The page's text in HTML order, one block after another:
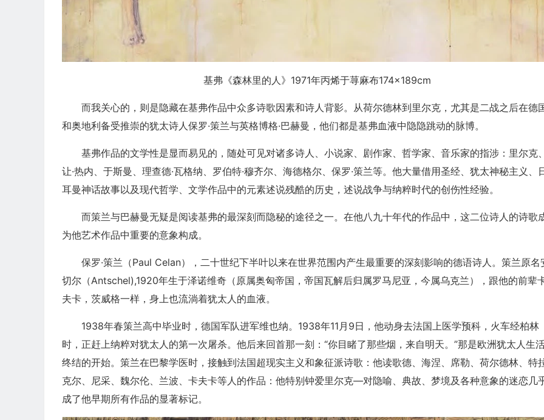
基弗《森林里的人》1971年丙烯于荨麻布174×189cm
而我关心的，则是隐藏在基弗作品中众多诗歌因素和诗人背影。从荷尔德林到里尔克，尤其是二战之后在德
和奥地利备受推崇的犹太诗人保罗·策兰与英格博格·巴赫曼，他们都是基弗血液中隐隐跳动的脉博。
基弗作品的文学性是显而易见的，随处可见对诸多诗人、小说家、剧作家、哲学家、音乐家的指涉：里尔克
让·热内、于斯曼、理查德·瓦格纳、罗伯特·穆齐尔、海德格尔、保罗·策兰等。他大量借用圣经、犹太神秘主义、
耳曼神话故事以及现代哲学、文学作品中的元素述说残酷的历史，述说战争与纳粹时代的创伤性经验。
而策兰与巴赫曼无疑是阅读基弗的最深刻而隐秘的途径之一。在他八九十年代的作品中，这二位诗人的诗歌
为他艺术作品中重要的意象构成。
保罗·策兰（Paul Celan），二十世纪下半叶以来在世界范围内产生最重要的深刻影响的德语诗人。策兰原名
切尔（Antschel),1920年生于泽诺维奇（原属奥匈帝国，帝国瓦解后归属罗马尼亚，今属乌克兰），跟他的前辈
夫卡，茨威格一样，身上也流淌着犹太人的血液。
1938年春策兰高中毕业时，德国军队进军维也纳。1938年11月9日，他动身去法国上医学预科，火车经柏林
时，正赶上纳粹对犹太人的第一次屠杀。他后来回首那一刻：“你目睹了那些烟，来自明天。”那是欧洲犹太人生
终结的开始。策兰在巴黎学医时，接触到法国超现实主义和象征派诗歌：他读歌德、海涅、席勒、荷尔德林、特
克尔、尼采、魏尔伦、兰波、卡夫卡等人的作品：他特别钟爱里尔克―对隐喻、典故、梦境及各种意象的迷恋几
成了他早期所有作品的显著标记。